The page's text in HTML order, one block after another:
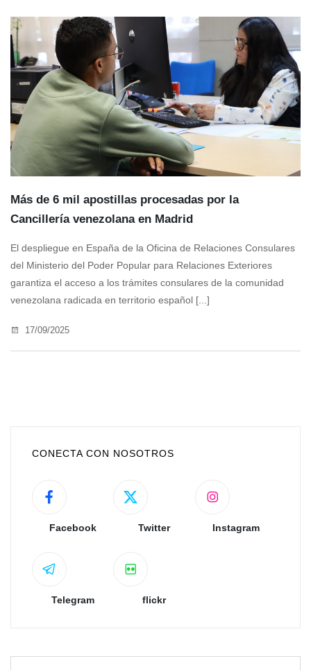
Más de 6 mil apostillas procesadas por la
Cancillería venezolana en Madrid
El despliegue en España de la Oficina de Relaciones Consulares
del Ministerio del Poder Popular para Relaciones Exteriores
garantiza el acceso a los trámites consulares de la comunidad
venezolana radicada en territorio español [...]
17/09/2025
CONECTA CON NOSOTROS
Facebook Twitter Instagram
Telegram flickr